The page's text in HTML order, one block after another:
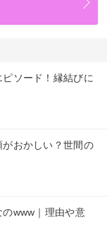
ピソード！縁結びに
おかしい？世間の
www｜理由や意